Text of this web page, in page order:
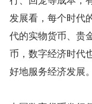
发展看，每个时代
代的实物货币、贵
币，数字经济时代
好地服务经济发展。